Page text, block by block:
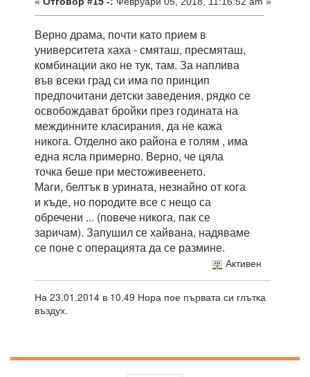
Верно драма, почти като прием в
университета хаха - смяташ, пресмяташ,
комбинации ако не тук, там. За наплива
във всеки град си има по принцип
предпочитани детски заведения, рядко се
освобождават бройки през годината на
междинните класирания, да не кажа
никога. Отделно ако района е голям , има
една ясла примерно. Верно, че цяла
точка беше при местоживеенето.
Маги, белтък в урината, незнайно от кога
и къде, но породите все с нещо са
обречени ... (повече никога, пак се
заричам). Запушил се хайвана, надяваме
се поне с операцията да се размине.
Активен
На 23.01.2014 в 10,49 Нора пое първата си глътка
въздух.